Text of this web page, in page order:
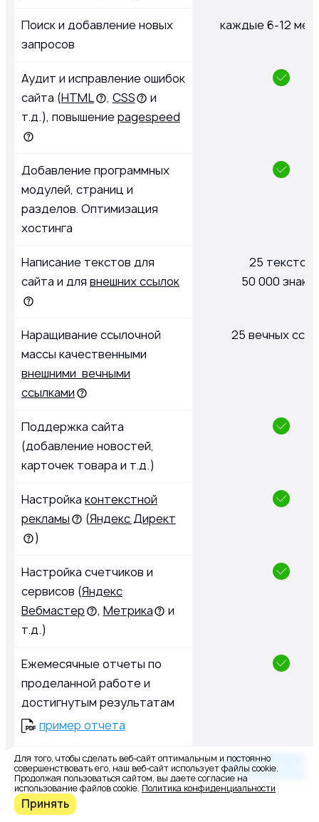
Для того, чтобы сделать веб-сайт оптимальным и постоянно
совершенствовать его, наш веб-сайт использует файлы cookie.
Продолжая пользоваться сайтом, вы даете согласие на
использование файлов cookie. Политика конфиденциальности
Принять
Поиск и добавление новых
запросов
каждые 6-12
Аудит и исправление ошибок
сайта (HTML , CSS
и
т.д.), повышениеpagespeed
Добавление программных
модулей, страниц и
разделов. Оптимизация
хостинга
Написание текстов для
сайта и для внешних ссылок
25 текстов
50 000
Наращивание ссылочной
массы качественными
внешними вечными
ссылками
25 вечных
Поддержка сайта
(добавление новостей,
карточек товара и т.д.)
Настройка контекстной
рекламы
(Яндекс Директ
)
Настройка счетчиков и
сервисов (Яндекс
Вебмастер
, Метрика
и
т.д.)
Ежемесячные отчеты по
проделанной работе и
достигнутым результатам
пример отчета
Оставить